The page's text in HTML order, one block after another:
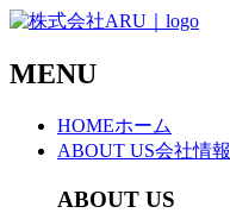
MENU
HOMEホーム
ABOUT US会社情報
ABOUT US